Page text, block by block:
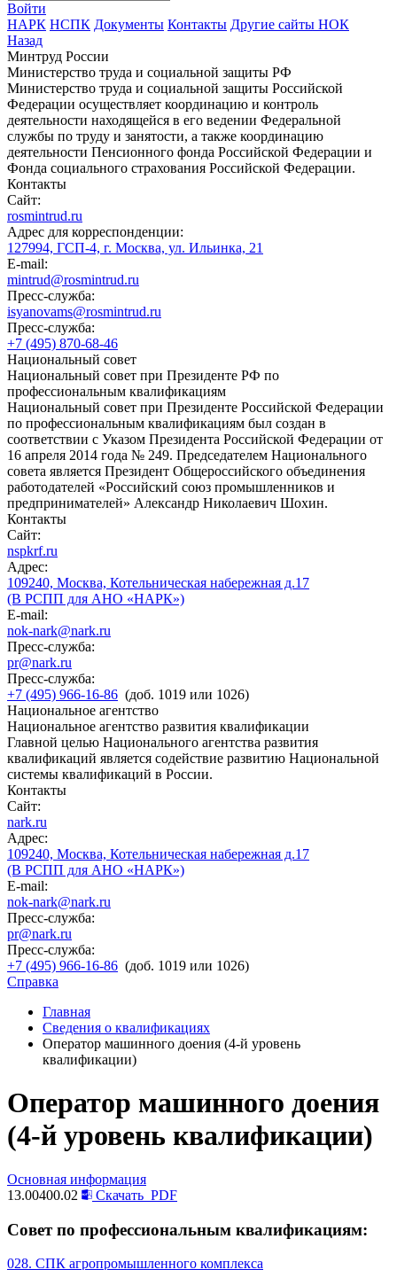
Войти
НАРК НСПК Документы Контакты Другие сайты НОК
Назад
Минтруд России
Министерство труда и социальной защиты РФ
Министерство труда и социальной защиты Российской
Федерации осуществляет координацию и контроль
деятельности находящейся в его ведении Федеральной
службы по труду и занятости, а также координацию
деятельности Пенсионного фонда Российской Федерации и
Фонда социального страхования Российской Федерации.
Контакты
Сайт:
rosmintrud.ru
Адрес для корреспонденции:
127994, ГСП-4, г. Москва, ул. Ильинка, 21
E-mail:
mintrud@rosmintrud.ru
Пресс-служба:
isyanovams@rosmintrud.ru
Пресс-служба:
+7 (495) 870-68-46
Национальный совет
Национальный совет при Президенте РФ по
профессиональным квалификациям
Национальный совет при Президенте Российской Федерации
по профессиональным квалификациям был создан в
соответствии с Указом Президента Российской Федерации от
16 апреля 2014 года № 249. Председателем Национального
совета является Президент Общероссийского объединения
работодателей «Российский союз промышленников и
предпринимателей» Александр Николаевич Шохин.
Контакты
Сайт:
nspkrf.ru
Адрес:
109240, Москва, Котельническая набережная д.17
(В РСПП для АНО «НАРК»)
E-mail:
nok-nark@nark.ru
Пресс-служба:
pr@nark.ru
Пресс-служба:
+7 (495) 966-16-86 (доб. 1019 или 1026)
Национальное агентство
Национальное агентство развития квалификации
Главной целью Национального агентства развития
квалификаций является содействие развитию Национальной
системы квалификаций в России.
Контакты
Сайт:
nark.ru
Адрес:
109240, Москва, Котельническая набережная д.17
(В РСПП для АНО «НАРК»)
E-mail:
nok-nark@nark.ru
Пресс-служба:
pr@nark.ru
Пресс-служба:
+7 (495) 966-16-86 (доб. 1019 или 1026)
Справка
Главная
Сведения о квалификациях
Оператор машинного доения (4-й уровень
квалификации)
Оператор машинного доения
(4-й уровень квалификации)
Основная информация
13.00400.02
Скачать PDF
Совет по профессиональным квалификациям:
028. СПК агропромышленного комплекса